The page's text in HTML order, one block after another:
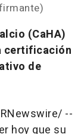
(CaHA)
certificación
de
--
hoy que su